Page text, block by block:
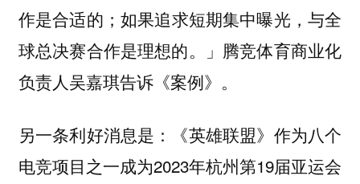
作是合适的；如果追求短期集中曝光，与全
球总决赛合作是理想的。」腾竞体育商业化
负责人吴嘉琪告诉《案例》。
另一条利好消息是：《英雄联盟》作为八个
电竞项目之一成为2023年杭州第19届亚运会